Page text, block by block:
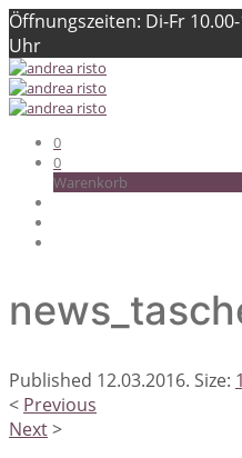
Öffnungszeiten: Di-Fr
Uhr
0
0
Warenkorb
Published 12.03.2016. Size:
< Previous
Next>